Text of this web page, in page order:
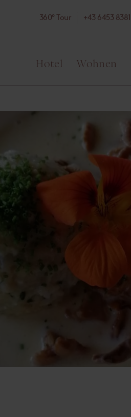
360° Tour +43 6453 8381
Hotel Wohnen